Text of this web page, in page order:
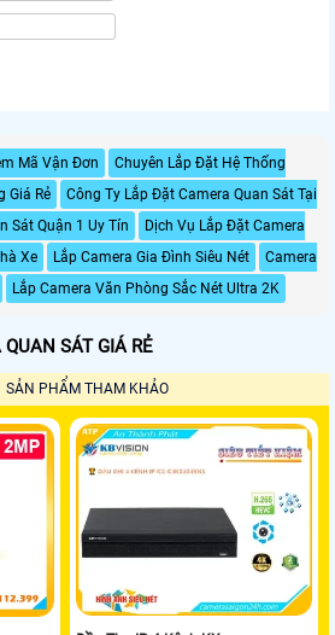
Mã Vận Đơn
Chuyên Lắp Đặt Hệ Thống
Giá Rẻ
Công Ty Lắp Đặt Camera Quan Sát Tại
Sát Quận 1 Uy Tín
Dịch Vụ Lắp Đặt Camera
Xe Lắp Camera Gia Đình Siêu Nét
Camera
Lắp Camera Văn Phòng Sắc Nét Ultra 2K
SÁT GIÁ RẺ
SẢN PHẨM THAM KHẢO